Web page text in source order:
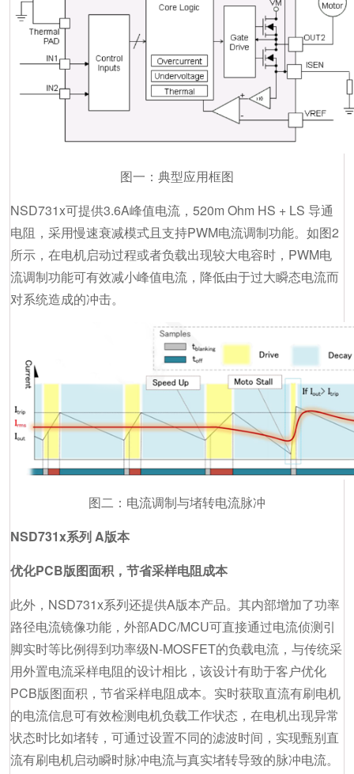
图一：典型应用框图
NSD731x可提供3.6A峰值电流，520m Ohm HS + LS 导通
电阻，采用慢速衰减模式且支持PWM电流调制功能。如图2
所示，在电机启动过程或者负载出现较大电容时，PWM电
流调制功能可有效减小峰值电流，降低由于过大瞬态电流而
对系统造成的冲击。
图二：电流调制与堵转电流脉冲
NSD731x系列 A版本
优化PCB版图面积，节省采样电阻成本
此外，NSD731x系列还提供A版本产品。其内部增加了功率
路径电流镜像功能，外部ADC/MCU可直接通过电流侦测引
脚实时等比例得到功率级N-MOSFET的负载电流，与传统采
用外置电流采样电阻的设计相比，该设计有助于客户优化
PCB版图面积，节省采样电阻成本。实时获取直流有刷电机
的电流信息可有效检测电机负载工作状态，在电机出现异常
状态时比如堵转，可通过设置不同的滤波时间，实现甄别直
流有刷电机启动瞬时脉冲电流与真实堵转导致的脉冲电流。